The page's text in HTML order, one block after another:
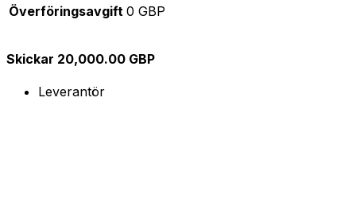
Överföringsavgift 0 GBP
Skickar 20,000.00 GBP
Leverantör